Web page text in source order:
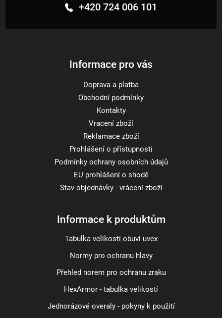
+420 724 006 101
Informace pro vás
Doprava a platba
Obchodní podmínky
Kontakty
Vracení zboží
Reklamace zboží
Prohlášení o přístupnosti
Podmínky ochrany osobních údajů
EU prohlášení o shodě
Stav objednávky - vrácení zboží
Informace k produktům
Tabulka velikostí obuvi uvex
Normy pro ochranu hlavy
Přehled norem pro ochranu zraku
HexArmor - tabulka velikostí
Jednorázové overaly - pokyny k použití